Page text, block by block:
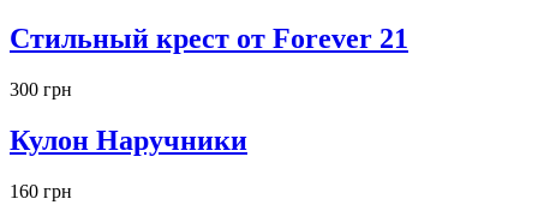
Стильный крест от Forever 21
300 грн
Кулон Наручники
160 грн